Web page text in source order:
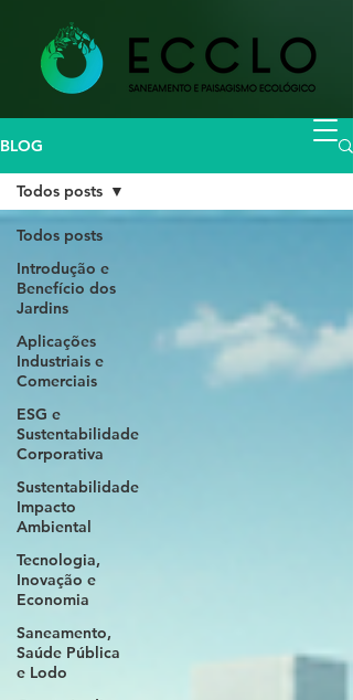
BLOG
Todos posts
Introdução e
Benefício dos
Jardins
Aplicações
Industriais e
Comerciais
ESG e
Sustentabilidade
Corporativa
Sustentabilidade
Impacto
Ambiental
Tecnologia,
Inovação e
Economia
Saneamento,
Saúde Pública
e Lodo
Todos posts